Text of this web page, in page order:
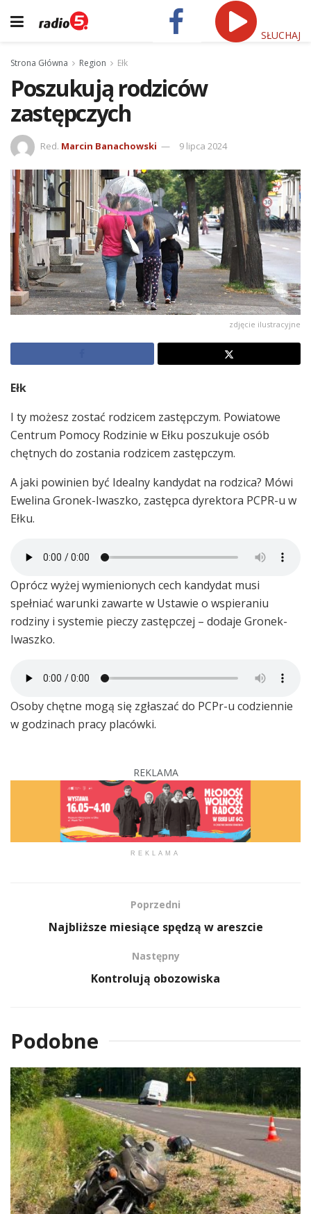
SŁUCHAJ
Strona Główna Region Ełk
Poszukują rodziców
zastępczych
Red. Marcin Banachowski 9 lipca 2024
zdjęcie ilustracyjne
Ełk
I ty możesz zostać rodzicem zastępczym. Powiatowe
Centrum Pomocy Rodzinie w Ełku poszukuje osób
chętnych do zostania rodzicem zastępczym.
A jaki powinien być Idealny kandydat na rodzica? Mówi
Ewelina Gronek-Iwaszko, zastępca dyrektora PCPR-u w
Ełku.
Oprócz wyżej wymienionych cech kandydat musi
spełniać warunki zawarte w Ustawie o wspieraniu
rodziny i systemie pieczy zastępczej – dodaje Gronek-
Iwaszko.
Osoby chętne mogą się zgłaszać do PCPr-u codziennie
w godzinach pracy placówki.
REKLAMA
REKLAMA
Poprzedni
Najbliższe miesiące spędzą w areszcie
Następny
Kontrolują obozowiska
Podobne